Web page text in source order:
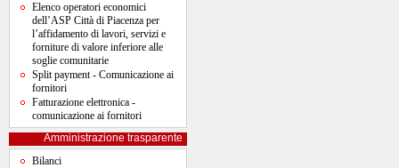
Elenco operatori economici
dell’ASP Città di Piacenza per
l’affidamento di lavori, servizi e
forniture di valore inferiore alle
soglie comunitarie
Split payment - Comunicazione ai
fornitori
Fatturazione elettronica -
comunicazione ai fornitori
Amministrazione trasparente
Bilanci